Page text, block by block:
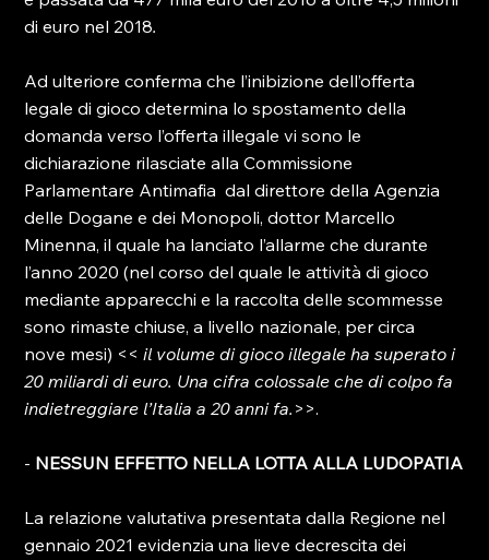
di euro nel 2018.
Ad ulteriore conferma che l’inibizione dell’offerta
legale di gioco determina lo spostamento della
domanda verso l’offerta illegale vi sono le
dichiarazione rilasciate alla Commissione
Parlamentare Antimafia  dal direttore della Agenzia
delle Dogane e dei Monopoli, dottor Marcello
Minenna, il quale ha lanciato l’allarme che durante
l’anno 2020 (nel corso del quale le attività di gioco
mediante apparecchi e la raccolta delle scommesse
sono rimaste chiuse, a livello nazionale, per circa
nove mesi) << il volume di gioco illegale ha superato i
20 miliardi di euro. Una cifra colossale che di colpo fa
indietreggiare l’Italia a 20 anni fa. >>.
- NESSUN EFFETTO NELLA LOTTA ALLA LUDOPATIA
La relazione valutativa presentata dalla Regione nel
gennaio 2021 evidenzia una lieve decrescita dei